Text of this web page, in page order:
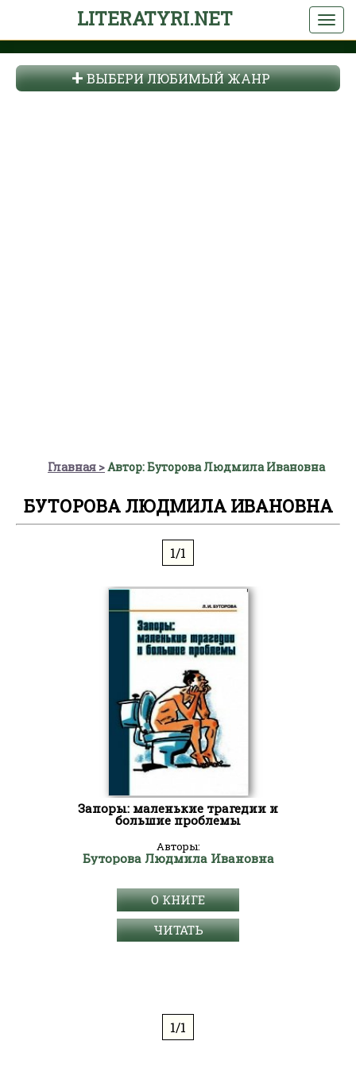
LITERATYRI.NET
ВЫБЕРИ ЛЮБИМЫЙ ЖАНР
Главная Автор: Буторова Людмила Ивановна
БУТОРОВА ЛЮДМИЛА ИВАНОВНА
1/1
Запоры: маленькие трагедии и
большие проблемы
Авторы:
Буторова Людмила Ивановна
О КНИГЕ
ЧИТАТЬ
1/1